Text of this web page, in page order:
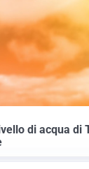
di acqua di